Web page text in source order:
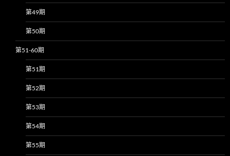
第49期
第50期
第51-60期
第51期
第52期
第53期
第54期
第55期